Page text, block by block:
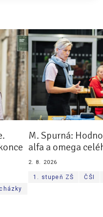
M. Spurná:
alfa a omega
2. 8. 2026
1. stupeň ZŠ ČŠI